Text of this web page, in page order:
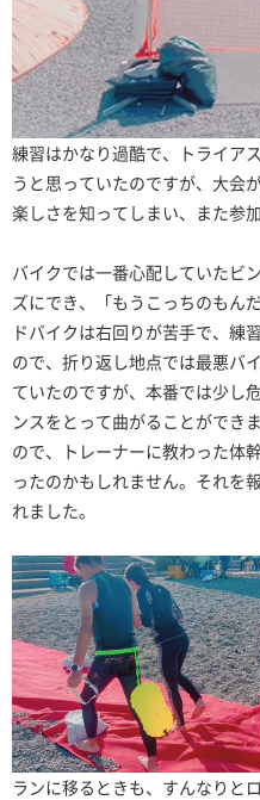
練習はかなり過酷で、トライア
うと思っていたのですが、大会
楽しさを知ってしまい、また参
バイクでは一番心配していたビ
ズにでき、「もうこっちのもん
ドバイクは右回りが苦手で、練
ので、折り返し地点では最悪バ
ていたのですが、本番では少し
ンスをとって曲がることができ
ので、トレーナーに教わった体
ったのかもしれません。それを
れました。
ランに移るときも、すんなりと